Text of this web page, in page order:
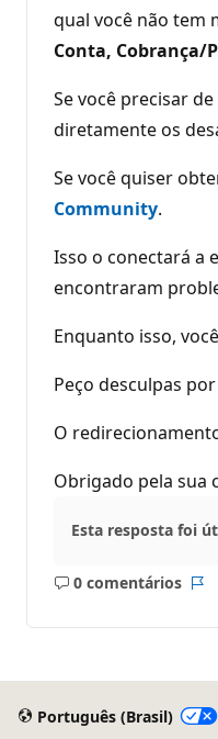
qual você não tem
Conta, Cobrança/
Se você precisar
diretamente os
Se você quiser
Community.
Isso o conectará a
encontraram
Enquanto isso,
Peço desculpas
O
Obrigado pela sua
Esta resposta foi
0 comentários
Sem
Português (Brasil)